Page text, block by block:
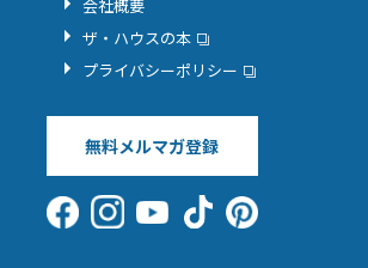
会社概要
ザ・ハウスの本
プライバシーポリシー
無料メルマガ登録